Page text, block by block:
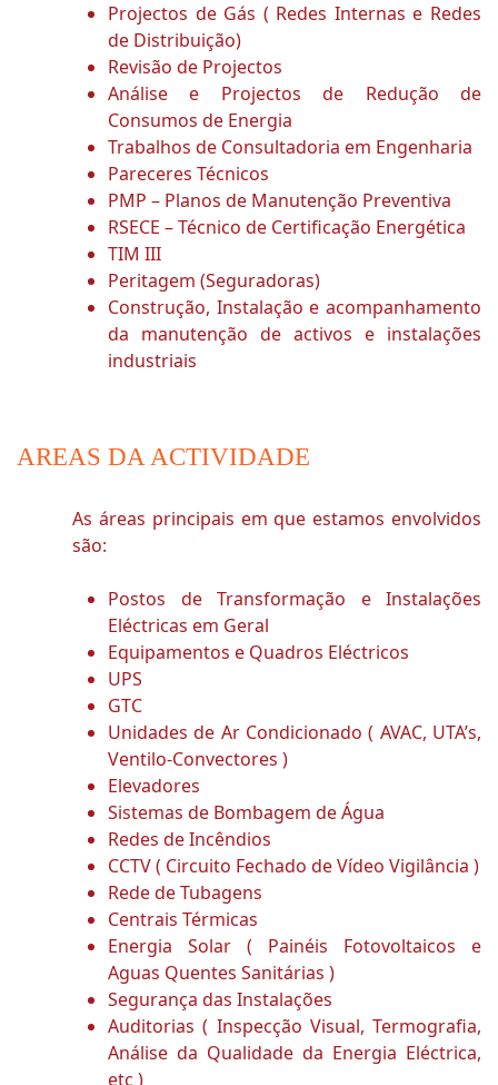
Projectos de Gás ( Redes Internas e Redes
de Distribuição)
Revisão de Projectos
Análise e Projectos de Redução de
Consumos de Energia
Trabalhos de Consultadoria em Engenharia
Pareceres Técnicos
PMP – Planos de Manutenção Preventiva
RSECE – Técnico de Certificação Energética
TIM III
Peritagem (Seguradoras)
Construção, Instalação e acompanhamento
da manutenção de activos e instalações
industriais
AREAS DA ACTIVIDADE
As áreas principais em que estamos envolvidos
são:
Postos de Transformação e Instalações
Eléctricas em Geral
Equipamentos e Quadros Eléctricos
UPS
GTC
Unidades de Ar Condicionado ( AVAC, UTA’s,
Ventilo-Convectores )
Elevadores
Sistemas de Bombagem de Água
Redes de Incêndios
CCTV ( Circuito Fechado de Vídeo Vigilância )
Rede de Tubagens
Centrais Térmicas
Energia Solar ( Painéis Fotovoltaicos e
Aguas Quentes Sanitárias )
Segurança das Instalações
Auditorias ( Inspecção Visual, Termografia,
Análise da Qualidade da Energia Eléctrica,
etc )